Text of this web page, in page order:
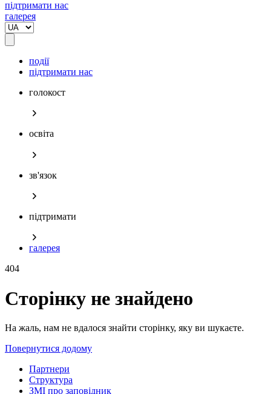
підтримати нас
галерея
події
підтримати нас
голокост
освіта
зв'язок
підтримати
галерея
404
Сторінку не знайдено
На жаль, нам не вдалося знайти сторінку, яку ви шукаєте.
Повернутися додому
Партнери
Структура
ЗМІ про заповідник